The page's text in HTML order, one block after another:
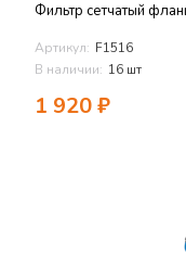
Фильтр сетчатый
Артикул: F1516
В наличии: 16 шт
1 920₽